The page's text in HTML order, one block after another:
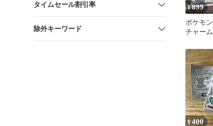
タイムセール割引率
除外キーワード
¥899
ポケモ
チャー
るし
¥400